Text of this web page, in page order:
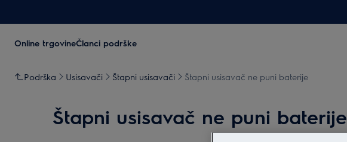
Online trgovineČlanci podrške
Podrška Usisavači Štapni usisavači Štapni usisavač ne puni baterije
Štapni usisavač ne puni baterije